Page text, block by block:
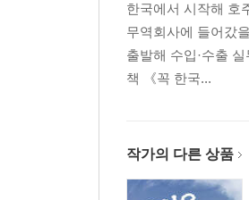
기아 돕기 모금 행사
Where are you from?
Rachel’s secret tip
한국에는 없는 문화, 추천
한국에서 시작해 호
무역회사에 들어갔
출발해 수입·수출
책 《꼭 한국...
작가의 다른 상품